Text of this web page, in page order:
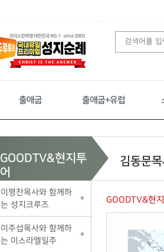
출애굽 출애굽+유럽
GOODTV&현지투
어
이평찬목사와 함께하
는 성지크루즈
이주섭목사와 함께하
는 이스라엘일주
김동문
GOODTV&현